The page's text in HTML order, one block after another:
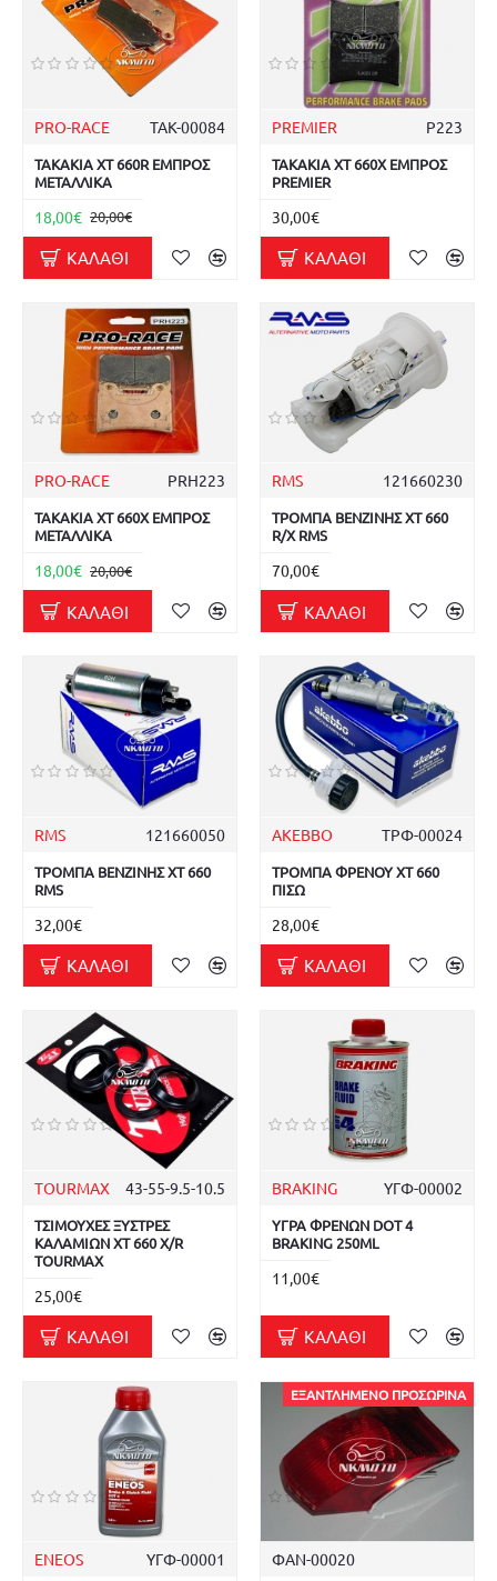
PRO-RACE ΤΑΚ-00084
ΤΑΚΑΚΙΑ XT 660R ΕΜΠΡΟΣ
ΜΕΤΑΛΛΙΚΑ
18,00€ 20,00€
ΚΑΛΆΘΙ
PREMIER P223
ΤΑΚΑΚΙΑ XT 660X ΕΜΠΡΟΣ
PREMIER
30,00€
ΚΑΛΆΘΙ
PRO-RACE PRH223
ΤΑΚΑΚΙΑ XT 660X ΕΜΠΡΟΣ
ΜΕΤΑΛΛΙΚΑ
18,00€ 20,00€
ΚΑΛΆΘΙ
RMS 121660230
ΤΡΟΜΠΑ ΒΕΝΖΙΝΗΣ XT 660
R/X RMS
70,00€
ΚΑΛΆΘΙ
RMS 121660050
ΤΡΟΜΠΑ ΒΕΝΖΙΝΗΣ XT 660
RMS
32,00€
ΚΑΛΆΘΙ
AKEBBO ΤΡΦ-00024
ΤΡΟΜΠΑ ΦΡΕΝΟΥ XT 660
ΠΙΣΩ
28,00€
ΚΑΛΆΘΙ
TOURMAX 43-55-9.5-10.5
ΤΣΙΜΟΥΧΕΣ ΞΥΣΤΡΕΣ
ΚΑΛΑΜΙΩΝ XT 660 X/R
TOURMAX
25,00€
ΚΑΛΆΘΙ
BRAKING ΥΓΦ-00002
ΥΓΡΑ ΦΡΕΝΩΝ DOT 4
BRAKING 250ML
11,00€
ΚΑΛΆΘΙ
ENEOS ΥΓΦ-00001
ΕΞΑΝΤΛΗΜΈΝΟ ΠΡΟΣΩΡΙΝΆ
ΦΑΝ-00020